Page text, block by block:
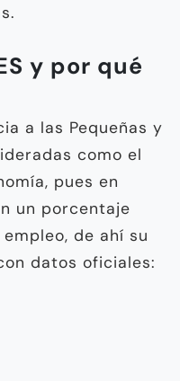
y por qué
a las Pequeñas y
como el
pues en
un porcentaje
de ahí su
datos oficiales: